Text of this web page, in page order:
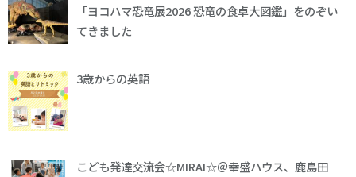
「ヨコハマ恐竜展2026 恐竜の食卓大図鑑」をのぞい
てきました
3歳からの英語
こども発達交流会☆MIRAI☆＠幸盛ハウス、鹿島田